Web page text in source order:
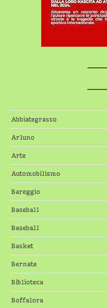
Abbiategrasso
Arluno
Arte
Automobilismo
Bareggio
Baseball
Baseball
Basket
Bernate
Biblioteca
Boffalora